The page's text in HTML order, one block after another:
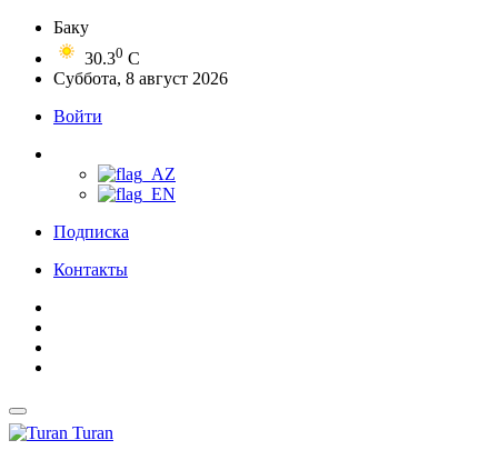
Баку
30.30 C
Суббота, 8 август 2026
Войти
Подписка
Контакты
Turan